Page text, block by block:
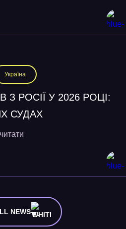
Україна
З РОСІЇ У 2026 РОЦІ:
СУДАХ
NEWS